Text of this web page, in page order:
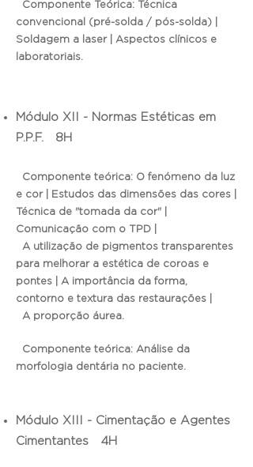
Componente Teórica: Técnica
convencional (pré-solda / pós-solda) |
Soldagem a laser | Aspectos clínicos e
laboratoriais.
Módulo XII - Normas Estéticas em
P.P.F. 8H
Componente teórica: O fenómeno da luz
e cor | Estudos das dimensões das cores |
Técnica de "tomada da cor" |
Comunicação com o TPD |
A utilização de pigmentos transparentes
para melhorar a estética de coroas e
pontes | A importância da forma,
contorno e textura das restaurações |
A proporção áurea.
Componente teórica: Análise da
morfologia dentária no paciente.
Módulo XIII - Cimentação e Agentes
Cimentantes 4H